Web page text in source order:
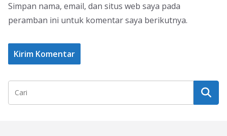
Simpan nama, email, dan situs web saya pada
peramban ini untuk komentar saya berikutnya.